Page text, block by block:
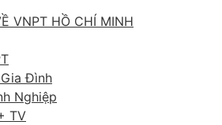
VNPT HỒ CHÍ MINH
Đình
Nghiệp
TV